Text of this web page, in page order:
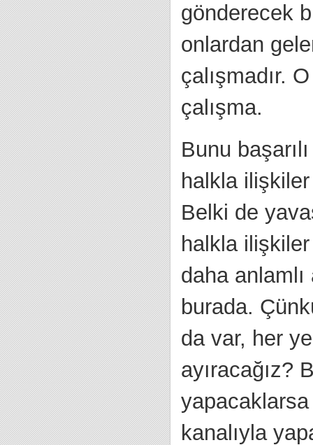
gönderecek
onlardan
çalışmadır.
çalışma.
Bunu
halkla ilişkiler
Belki de
halkla
daha
burada.
da var, her
ayıracağız?
kanalıyla